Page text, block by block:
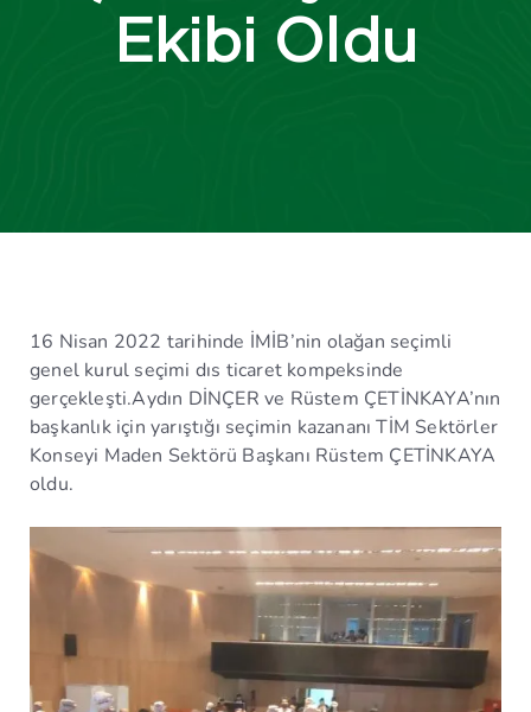
Ekibi Oldu
16 Nisan 2022 tarihinde İMİB’nin olağan seçimli
genel kurul seçimi dıs ticaret kompeksinde
gerçekleşti.Aydın DİNÇER ve Rüstem ÇETİNKAYA’nın
başkanlık için yarıştığı seçimin kazananı TİM Sektörler
Konseyi Maden Sektörü Başkanı Rüstem ÇETİNKAYA
oldu.